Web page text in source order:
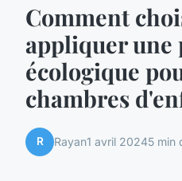
Comment
appliquer une
écologique
chambres
R Rayan1 avril 20245 min